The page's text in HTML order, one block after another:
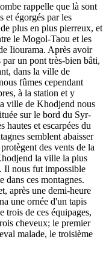
rappelle que là sont
et égorgés par les
plus en plus pierreux, et
le Mogol-Taou et les
Iiourama. Après avoir
un pont très-bien bâti,
dans la ville de
fûmes cependant
à la station et y
ville de Khodjend nous
sur le bord du Syr-
hautes et escarpées du
semblent abaisser
des vents de la
la ville la plus
Il nous fut impossible
dans ces montagnes.
après une demi-heure
une ornée d'un tapis
trois de ces équipages,
cheveux; le premier
malade, le troisième